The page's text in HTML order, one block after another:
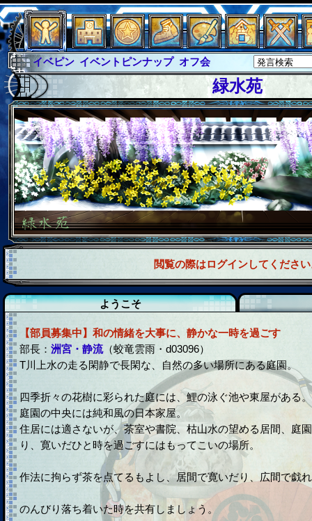
イベピン イベントピンナップ オフ会
グラシャ
グラシャ・ラボラス
グローバルジャスティス サイキックハーツ
サイキックハーツ大戦 シュラウド ソロモン
ファイナル アブソーバー
緑水苑
閲覧の際はログインしてくださ
ようこそ
【部員募集中】和の情緒を大事に、静かな一時を過ごす
部長：洲宮・静流（蛟竜雲雨・d03096）
T川上水の走る閑静で長閑な、自然の多い場所にある庭園。
四季折々の花樹に彩られた庭には、鯉の泳ぐ池や東屋がある。
庭園の中央には純和風の日本家屋。
住居には適さないが、茶室や書院、枯山水の望める居間、庭
り、寛いだひと時を過ごすにはもってこいの場所。
作法に拘らず茶を点てるもよし、居間で寛いだり、広間で戯
のんびり落ち着いた時を共有しましょう。